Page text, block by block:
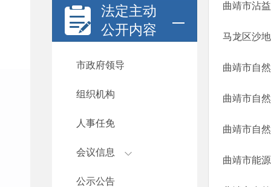
法定主动
公开内容
市政府领导
组织机构
人事任免
会议信息
公示公告
曲靖市沾
马龙区沙
曲靖市自
曲靖市自
曲靖市自
曲靖市能